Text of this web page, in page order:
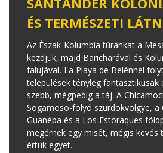
ÉS TERMÉSZETI
Az Észak-Kolumbia túránkat a
kezdjük, majd Baricharával és
falujával, La Playa de Belénnel
települések tényleg fantasztikusak
szebb, mégpedig a táj. A
Sogamoso-folyó szurdokvölgye, a
Guanéba és a Los Estoraques
megérnek egy misét, mégis kevés
értük egyet.